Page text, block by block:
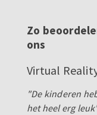
Zo
ons
Virtual
"De kinderen
het heel erg